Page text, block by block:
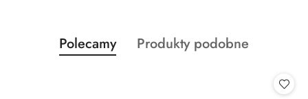
Pomiń karuzelę produktów
Produkty
o
Polecamy
Produkty
Produkty podobne